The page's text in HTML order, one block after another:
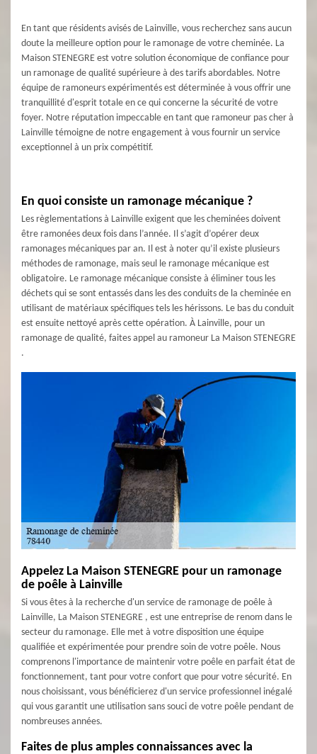
En tant que résidents avisés de Lainville, vous recherchez sans aucun
doute la meilleure option pour le ramonage de votre cheminée. La
Maison STENEGRE est votre solution économique de confiance pour
un ramonage de qualité supérieure à des tarifs abordables. Notre
équipe de ramoneurs expérimentés est déterminée à vous offrir une
tranquillité d'esprit totale en ce qui concerne la sécurité de votre
foyer. Notre réputation impeccable en tant que ramoneur pas cher à
Lainville témoigne de notre engagement à vous fournir un service
exceptionnel à un prix compétitif.
En quoi consiste un ramonage mécanique ?
Les règlementations à Lainville exigent que les cheminées doivent
être ramonées deux fois dans l’année. Il s’agit d’opérer deux
ramonages mécaniques par an. Il est à noter qu’il existe plusieurs
méthodes de ramonage, mais seul le ramonage mécanique est
obligatoire. Le ramonage mécanique consiste à éliminer tous les
déchets qui se sont entassés dans les des conduits de la cheminée en
utilisant de matériaux spécifiques tels les hérissons. Le bas du conduit
est ensuite nettoyé après cette opération. À Lainville, pour un
ramonage de qualité, faites appel au ramoneur La Maison STENEGRE
.
Appelez La Maison STENEGRE pour un ramonage
de poêle à Lainville
Si vous êtes à la recherche d'un service de ramonage de poêle à
Lainville, La Maison STENEGRE , est une entreprise de renom dans le
secteur du ramonage. Elle met à votre disposition une équipe
qualifiée et expérimentée pour prendre soin de votre poêle. Nous
comprenons l'importance de maintenir votre poêle en parfait état de
fonctionnement, tant pour votre confort que pour votre sécurité. En
nous choisissant, vous bénéficierez d'un service professionnel inégalé
qui vous garantit une utilisation sans souci de votre poêle pendant de
nombreuses années.
Faites de plus amples connaissances avec la